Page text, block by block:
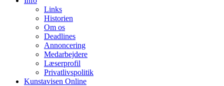
Links
Historien
Om os
Deadlines
Annoncering
Medarbejdere
Læserprofil
Privatlivspolitik
Kunstavisen Online